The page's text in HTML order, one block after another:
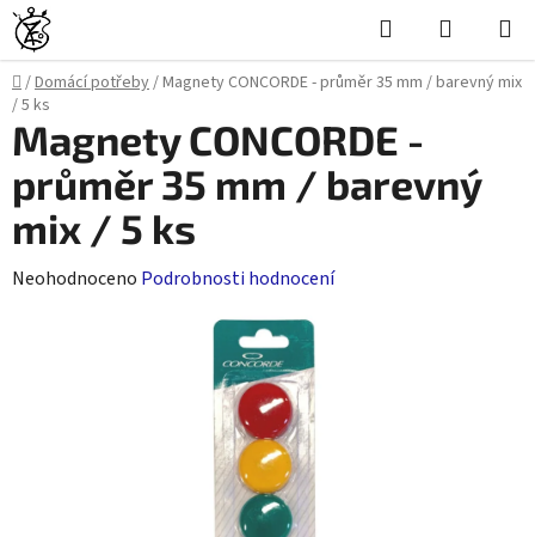
Přejít
na
obsah
Hledat
KOŠÍK
Domů
/Domácí potřeby/Magnety CONCORDE - průměr 35 mm / barevný mix
/ 5 ks
Magnety CONCORDE -
průměr 35 mm / barevný
mix / 5 ks
Průměrné
Neohodnoceno Podrobnosti hodnocení